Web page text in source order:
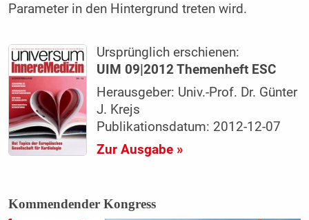
Parameter in den Hintergrund treten wird.
Ursprünglich erschienen:
UIM 09|2012 Themenheft ESC
Herausgeber: Univ.-Prof. Dr. Günter
J. Krejs
Publikationsdatum: 2012-12-07
Zur Ausgabe »
Kommendender Kongress